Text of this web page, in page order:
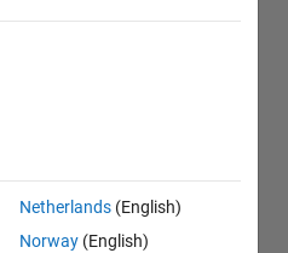
Netherlands (English)
Norway (English)